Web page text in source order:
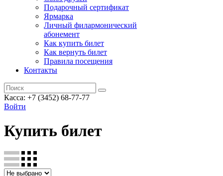
Подарочный сертификат
Ярмарка
Личный филармонический
абонемент
Как купить билет
Как вернуть билет
Правила посещения
Контакты
Касса: +7 (3452) 68-77-77
Войти
Купить билет